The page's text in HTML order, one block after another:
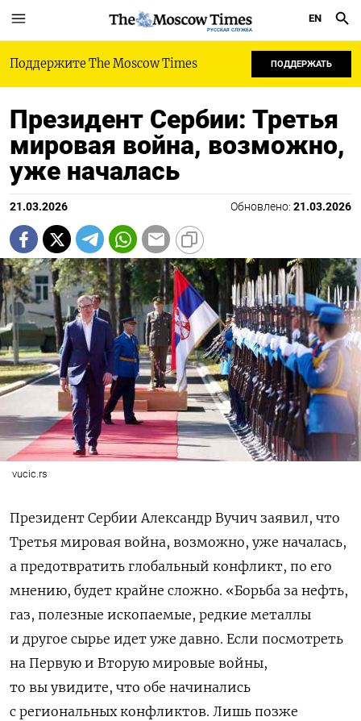
РУССКАЯ СЛУЖБА
EN
Поддержите The Moscow Times ПОДДЕРЖАТЬ
Президент Сербии: Третья
мировая война, возможно,
уже началась
21.03.2026 Обновлено: 21.03.2026
vucic.rs
Президент Сербии Александр Вучич заявил, что
Третья мировая война, возможно, уже началась,
а предотвратить глобальный конфликт, по его
мнению, будет крайне сложно. «Борьба за нефть,
газ, полезные ископаемые, редкие металлы
и другое сырье идет уже давно. Если посмотреть
на Первую и Вторую мировые войны,
то вы увидите, что обе начинались
с региональных конфликтов. Лишь позже